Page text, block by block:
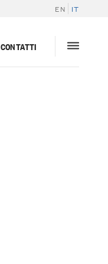
EN IT
CONTATTI